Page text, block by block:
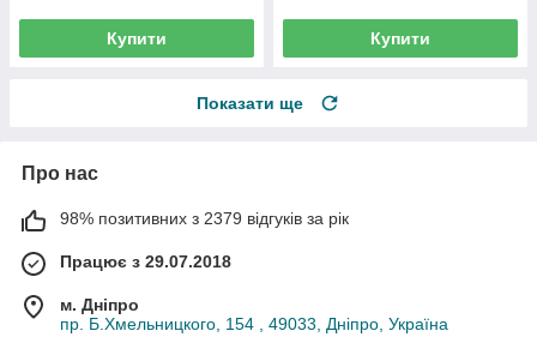
Купити Купити
Показати ще
Про нас
98% позитивних з 2379 відгуків за рік
Працює з 29.07.2018
м. Дніпро
пр. Б.Хмельницкого, 154 , 49033, Дніпро, Україна